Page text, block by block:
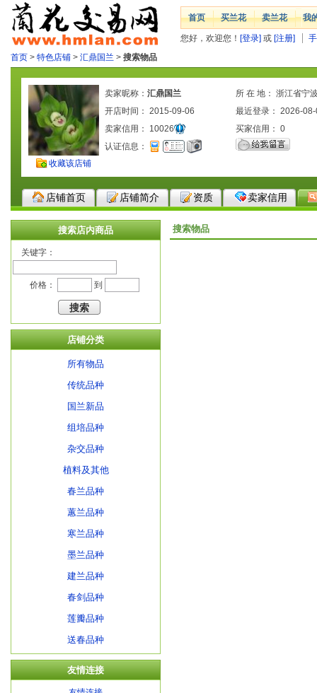
首页 买兰花 卖兰花 我
您好，欢迎您！ [登录] 或 [注册]
首页 > 特色店铺 > 汇鼎国兰 > 搜索物品
收藏该店铺
卖家昵称： 汇鼎国兰
所 在 地： 浙江省宁
开店时间： 2015-09-06
最近登录： 2026-
卖家信用： 10026 买家信用： 0
认证信息：
店铺首页 店铺简介 资质 卖家信用
搜索店内商品
关键字：
价格： 到
店铺分类
所有物品
传统品种
国兰新品
组培品种
杂交品种
植料及其他
春兰品种
蕙兰品种
寒兰品种
墨兰品种
建兰品种
春剑品种
莲瓣品种
送春品种
友情连接
搜索物品